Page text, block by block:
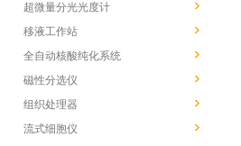
超微量分光光度计
移液工作站
全自动核酸纯化系统
磁性分选仪
组织处理器
流式细胞仪